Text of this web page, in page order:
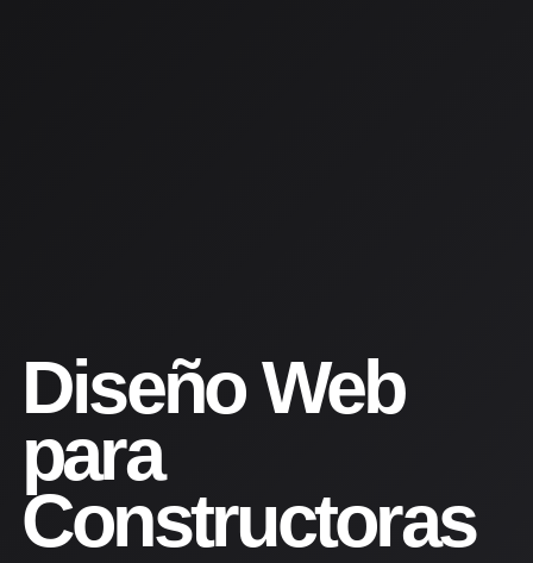
Diseño Web
para
Constructoras